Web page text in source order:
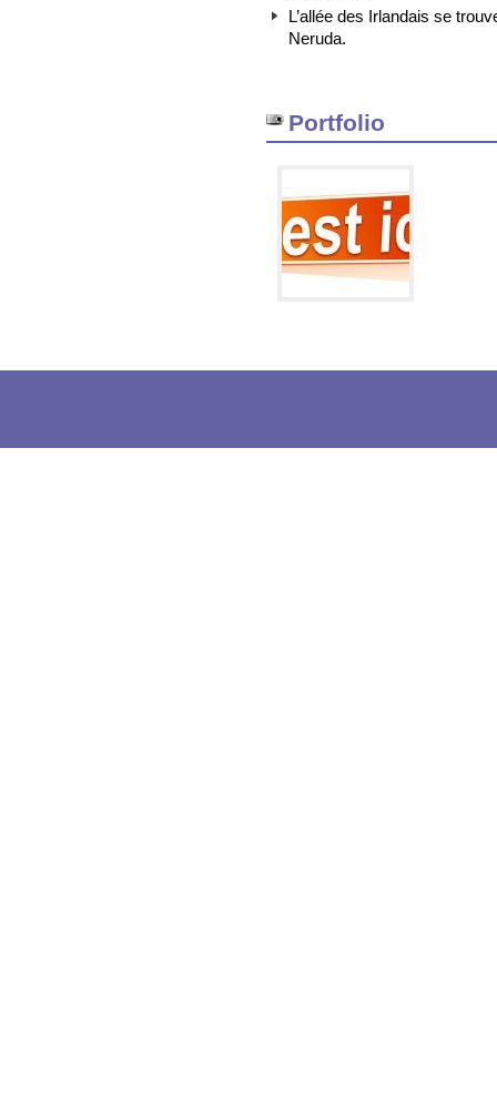
L’allée des Irlandais se
Neruda.
Portfolio